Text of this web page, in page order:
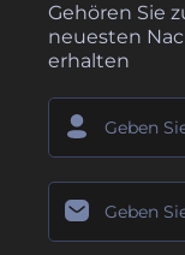
Gehören Sie
neuesten
erhalten